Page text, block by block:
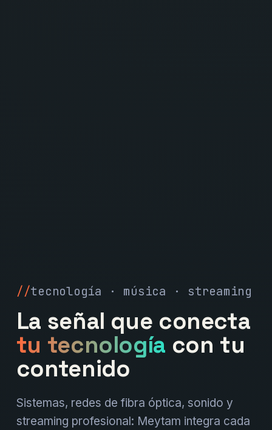
tecnología · música · streaming
La señal que conecta
tu tecnología con tu
contenido
Sistemas, redes de fibra óptica, sonido y
streaming profesional: Meytam integra cada